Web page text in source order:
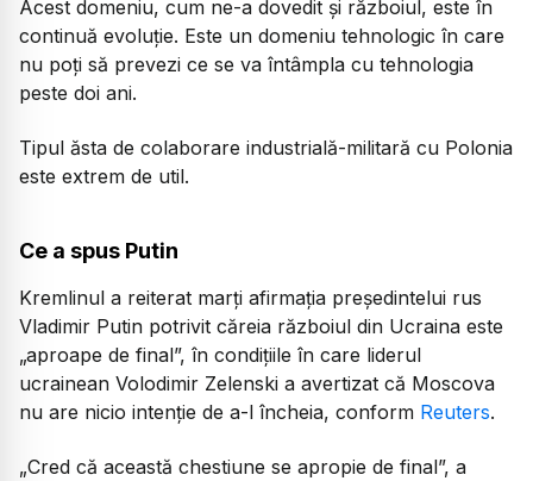
Acest domeniu, cum ne-a dovedit și războiul, este în
continuă evoluție. Este un domeniu tehnologic în care
nu poți să prevezi ce se va întâmpla cu tehnologia
peste doi ani.
Tipul ăsta de colaborare industrială-militară cu Polonia
este extrem de util.
Ce a spus Putin
Kremlinul a reiterat marți afirmația președintelui rus
Vladimir Putin potrivit căreia războiul din Ucraina este
„aproape de final”, în condițiile în care liderul
ucrainean Volodimir Zelenski a avertizat că Moscova
nu are nicio intenție de a-l încheia, conform Reuters.
„Cred că această chestiune se apropie de final”, a